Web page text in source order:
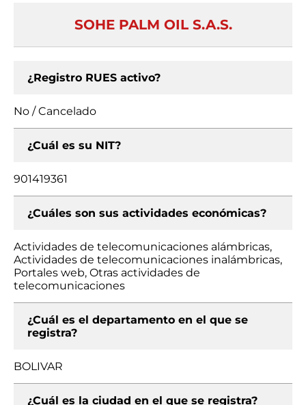
SOHE PALM OIL S.A.S.
¿Registro RUES activo?
No / Cancelado
¿Cuál es su NIT?
901419361
¿Cuáles son sus actividades económicas?
Actividades de telecomunicaciones alámbricas,
Actividades de telecomunicaciones inalámbricas,
Portales web, Otras actividades de
telecomunicaciones
¿Cuál es el departamento en el que se
registra?
BOLIVAR
¿Cuál es la ciudad en el que se registra?